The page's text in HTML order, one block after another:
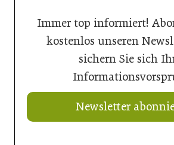
Immer top informiert!
kostenlos unseren
sichern Sie sich
Newsletter